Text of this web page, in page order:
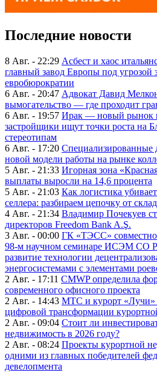
Последние новости
8 Авг. - 22:29 Асбест и хаос
главный завод Европы под угрозой
евробюрократии
6 Авг. - 20:47 Адвокат Давид
вымогательство — где проходит
6 Авг. - 19:57 Ирак — новый рынок
застройщики ищут точки роста на
стереотипам
6 Авг. - 17:20 Специализированные
новой модели работы на рынке
5 Авг. - 21:33 Игорная зона
выплаты выросли на 14,6 процента
5 Авг. - 21:03 Как логистика
селлера: разбираем цепочку от
4 Авг. - 21:34 Владимир Почекуев
директоров Freedom Bank A.Ş.
3 Авг. - 00:00 ГК «ТЭСС»
98-м научном семинаре ИСЭМ СО
развитие технологии
энергосистемами с элементами
2 Авг. - 17:11 CMWP определила
современного офисного проекта
2 Авг. - 14:43 МТС и курорт «Лучи»
цифровой трансформации
2 Авг. - 09:04 Стоит ли
недвижимость в 2026 году?
2 Авг. - 08:24 Проекты курортной
одними из главных победителей
девелопмента